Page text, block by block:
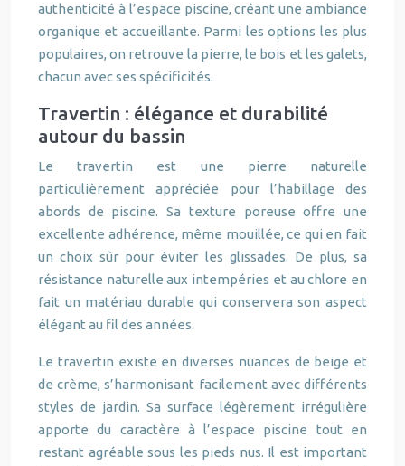
authenticité à l’espace piscine, créant une ambiance
organique et accueillante. Parmi les options les plus
populaires, on retrouve la pierre, le bois et les galets,
chacun avec ses spécificités.
Travertin : élégance et durabilité
autour du bassin
Le travertin est une pierre naturelle
particulièrement appréciée pour l’habillage des
abords de piscine. Sa texture poreuse offre une
excellente adhérence, même mouillée, ce qui en fait
un choix sûr pour éviter les glissades. De plus, sa
résistance naturelle aux intempéries et au chlore en
fait un matériau durable qui conservera son aspect
élégant au fil des années.
Le travertin existe en diverses nuances de beige et
de crème, s’harmonisant facilement avec différents
styles de jardin. Sa surface légèrement irrégulière
apporte du caractère à l’espace piscine tout en
restant agréable sous les pieds nus. Il est important